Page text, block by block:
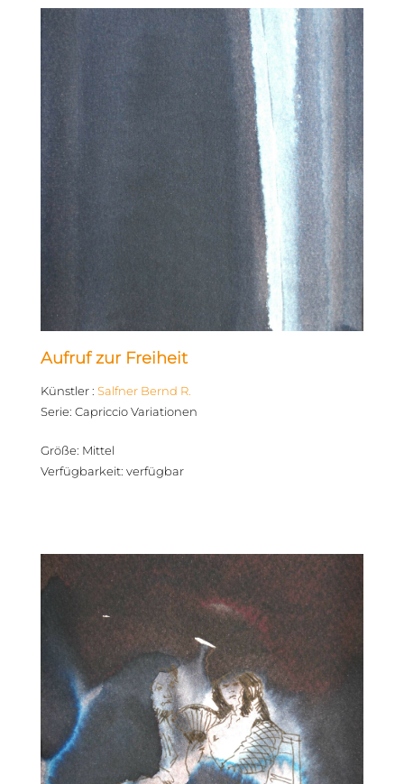
Aufruf zur Freiheit
Künstler: Salfner Bernd R.
Serie: Capriccio Variationen
Größe: Mittel
Verfügbarkeit: verfügbar